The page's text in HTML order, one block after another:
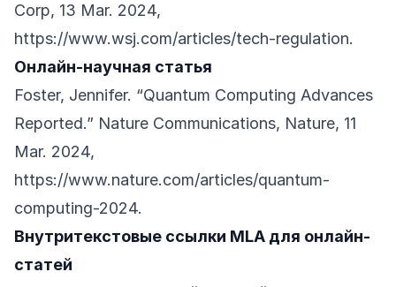
Corp, 13 Mar. 2024,
https://www.wsj.com/articles/tech-regulation.
Онлайн-научная статья
Foster, Jennifer. “Quantum Computing Advances
Reported.” Nature Communications, Nature, 11
Mar. 2024,
https://www.nature.com/articles/quantum-
computing-2024.
Внутритекстовые ссылки MLA для онлайн-
статей